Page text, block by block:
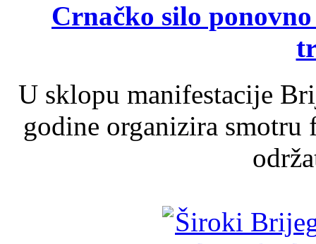
Crnačko silo
U sklopu manifestacije
godine organizira